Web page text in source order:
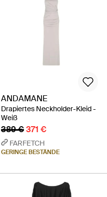
ANDAMANE
Drapiertes Neckholder-Kleid -
Weiß
389 €371 €
FARFETCH
GERINGE BESTÄNDE